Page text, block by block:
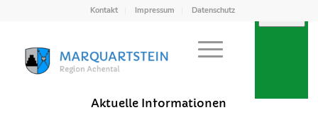
Kontakt Impressum Datenschutz
Aktuelle Informationen